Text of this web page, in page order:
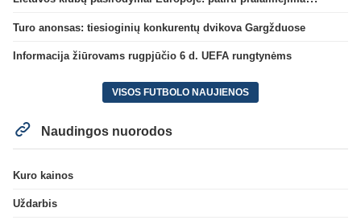
Turo anonsas: tiesioginių konkurentų dvikova Gargžduose
Informacija žiūrovams rugpjūčio 6 d. UEFA rungtynėms
VISOS FUTBOLO NAUJIENOS
Naudingos nuorodos
Kuro kainos
Uždarbis